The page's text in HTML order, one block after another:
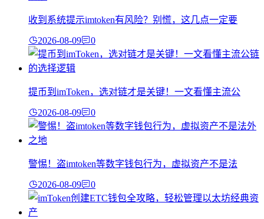
收到系统提示imtoken有风险？别慌，这几点一定要
2026-08-09 0
提币到imToken，选对链才是关键！一文看懂主流公
2026-08-09 0
警惕！盗imtoken等数字钱包行为，虚拟资产不是法
2026-08-09 0